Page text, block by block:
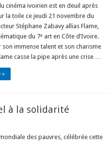
cinéma ivoirien est en deuil après
la toile ce jeudi 21 novembre du
Stéphane Zabavy allias Flame,
du 7ᵉ art en Côte d’Ivoire.
son immense talent et son charisme
casse la pipe après une crise …
»
à la solidarité
des pauvres, célébrée cette